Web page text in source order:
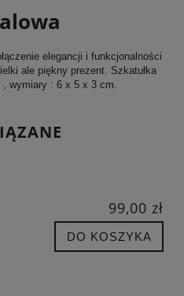
elegancji i funkcjonalności
ale piękny prezent. Szkatułka
, wymiary : 6 x 5 x 3 cm.
99,00 zł
DO KOSZYKA